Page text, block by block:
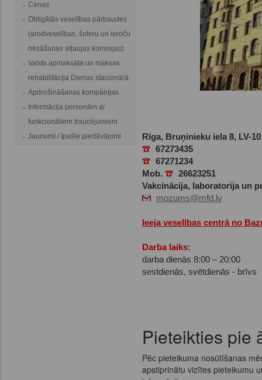
Cenas
Obligātās veselības pārbaudes
(arodveselības, šoferu un ieroču
nēsāšanas atļaujas komisijas)
Valsts apmaksāta un maksas
rehabilitācija Dienas stacionārā
Apdrošināšanas kompānijas
Informācija personām ar
funkcionāliem traucējumiem
Jaunumi / īpašie piedāvājumi
Rīga, Bruņinieku iela 8, LV-
67273435
67271234
Mob.
26623251
Vakcinācija, laboratorija un
mozums@mfd.lv
Ieeja veselības centrā no
Darba laiks:
darba dienās 8:00 – 20:00
sestdienās, svētdienās - brīvs